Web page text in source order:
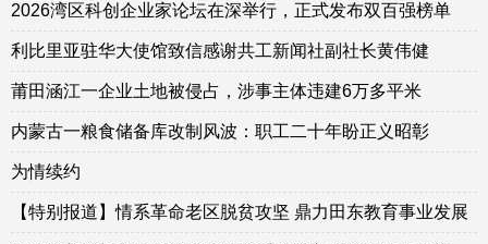
2026湾区科创企业家论坛在深举行，正式发布双百强榜单
利比里亚驻华大使馆致信感谢共工新闻社副社长黄伟健
莆田涵江一企业土地被侵占，涉事主体违建6万多平米
内蒙古一粮食储备库改制风波：职工二十年盼正义昭彰
为情续约
【特别报道】情系革命老区脱贫攻坚 鼎力田东教育事业发展